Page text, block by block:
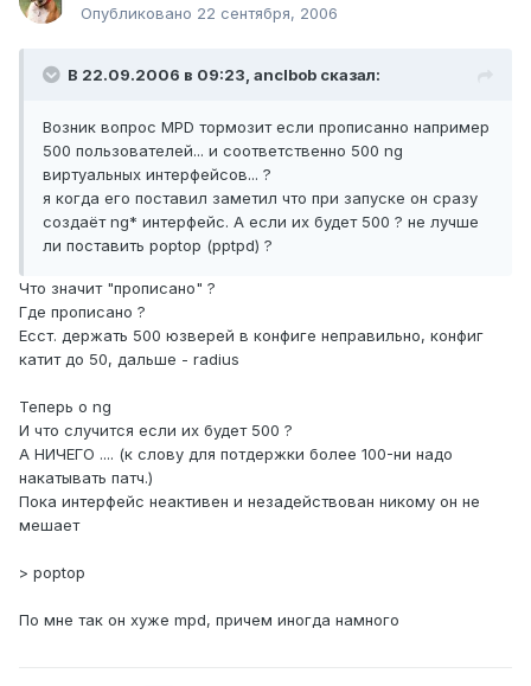
Опубликовано 22 сентября, 2006
В 22.09.2006 в 09:23, anclbob сказал:
Возник вопрос MPD тормозит если прописанно например
500 пользователей... и соответственно 500 ng
виртуальных интерфейсов... ?
я когда его поставил заметил что при запуске он сразу
создаёт ng* интерфейс. А если их будет 500 ? не лучше
ли поставить poptop (pptpd) ?
Что значит "прописано" ?
Где прописано ?
Есст. держать 500 юзверей в конфиге неправильно, конфиг
катит до 50, дальше - radius
Теперь о ng
И что случится если их будет 500 ?
А НИЧЕГО .... (к слову для потдержки более 100-ни надо
накатывать патч.)
Пока интерфейс неактивен и незадействован никому он не
мешает
> poptop
По мне так он хуже mpd, причем иногда намного